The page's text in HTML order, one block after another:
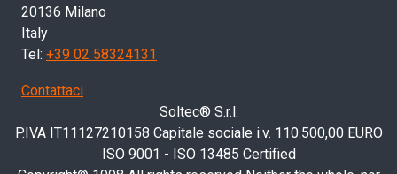
20136 Milano
Italy
Tel: +39 02 58324131
Contattaci
Soltec® S.r.l.
P.IVA IT11127210158 Capitale sociale i.v. 110.500,00 EURO
ISO 9001 - ISO 13485 Certified